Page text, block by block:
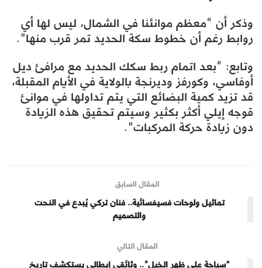
وذكر أن “معظم موانئنا في الشمال، ليس لها أي
روابط رغم أن خطوط سكة الحديد تمر قرب منها”.
وتابع: “بعد اتمام ربط سكك الحديد مع مرافئ ديل
أوفاسي، وكورفز وديرنجة بالولاية في الأيام المقبلة،
قد تزيد كمية البضائع التي يتم تداولها في موانئ
قوجه إيلي أكثر بكثير وسيتم تحقيق هذه الزيادة
دون زيادة حركة المركبات”.
المقال السابق
تماثيل ولوحات فسيفسائية.. فنان تركي يُبدع في النحت
والتصميم
المقال التالي
“سياحة على ظهر الخيل”.. وثائقي إيطالي يستكشف تاريخ